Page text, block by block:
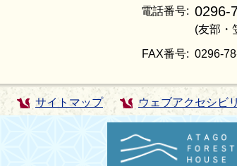
電話番号: 0296-
(友部・
FAX番号: 0296-
サイトマップ ウェブアクセシビ